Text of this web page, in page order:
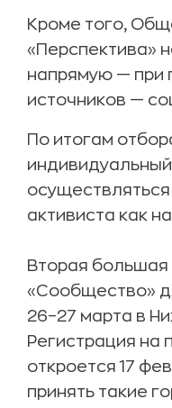
Кроме того,
«Перспектива»
напрямую — при
источников —
По итогам
активиста как
Вторая
«Сообщество»
26–27 марта в
Регистрация на
откроется 17
принять такие